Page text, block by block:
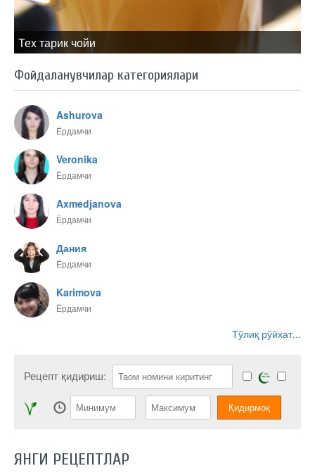
Теx тарик чойи
Фойдаланувчилар категориялари
Ashurova
Ёрдамчи
Veronika
Ёрдамчи
Axmedjanova
Ёрдамчи
Дания
Ёрдамчи
Karimova
Ёрдамчи
Тўлиқ рўйхат...
Рецепт қидириш:
ЯНГИ РЕЦЕПТЛАР